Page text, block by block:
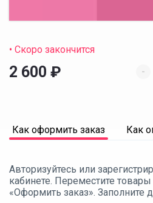
• Скоро закончится
2 600 ₽ -
Как оформить заказ Как
Авторизуйтесь или
кабинете. Переместите
«Оформить заказ». Заполните